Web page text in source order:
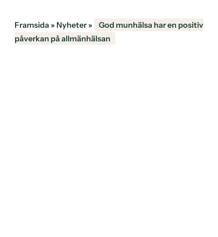
Framsida » Nyheter»
God munhälsa har en positiv
påverkan på allmänhälsan